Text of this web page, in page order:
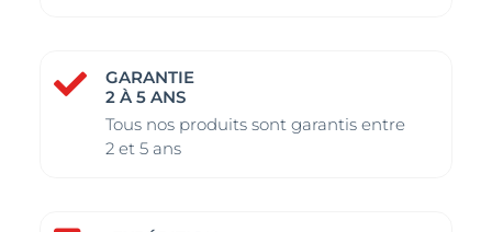

GARANTIE
2 À 5 ANS
Tous nos produits sont garantis entre
2 et 5 ans